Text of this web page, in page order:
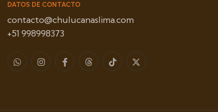
DATOS DE CONTACTO
contacto@chulucanaslima.com
+51 998998373